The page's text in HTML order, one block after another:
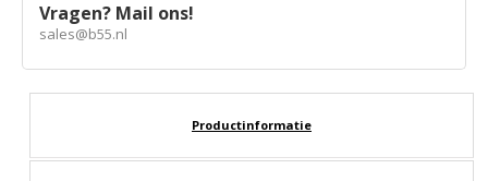
Vragen? Mail ons!
sales@b55.nl
Productinformatie